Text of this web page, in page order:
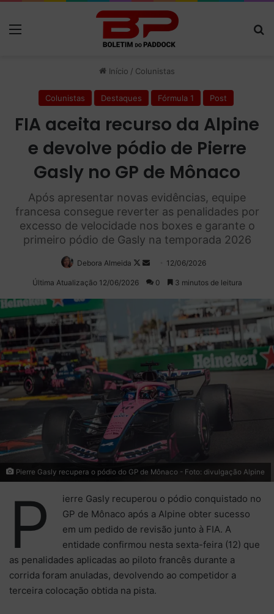
Início / Colunistas
Colunistas Destaques Fórmula 1 Post
FIA aceita recurso da Alpine
e devolve pódio de Pierre
Gasly no GP de Mônaco
Após apresentar novas evidências, equipe
francesa consegue reverter as penalidades por
excesso de velocidade nos boxes e garante o
primeiro pódio de Gasly na temporada 2026
Debora Almeida
Follow
on
Mande
um
12/06/2026
Última Atualização 12/06/2026 0 3 minutos de leitura
Pierre Gasly recupera o pódio do GP de Mônaco - Foto: divulgação Alpine
P
ierre Gasly recuperou o pódio conquistado no
GP de Mônaco após a Alpine obter sucesso
em um pedido de revisão junto à FIA. A
entidade confirmou nesta sexta-feira (12) que
as penalidades aplicadas ao piloto francês durante a
corrida foram anuladas, devolvendo ao competidor a
terceira colocação obtida na pista.